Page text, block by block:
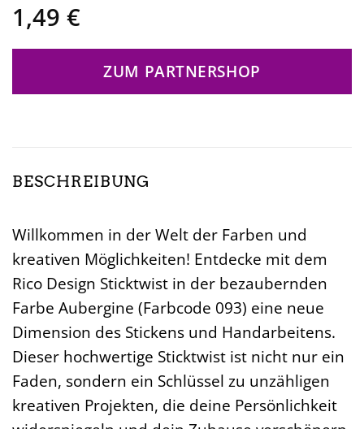
1,49 €
ZUM PARTNERSHOP
BESCHREIBUNG
Willkommen in der Welt der Farben und
kreativen Möglichkeiten! Entdecke mit dem
Rico Design Sticktwist in der bezaubernden
Farbe Aubergine (Farbcode 093) eine neue
Dimension des Stickens und Handarbeitens.
Dieser hochwertige Sticktwist ist nicht nur ein
Faden, sondern ein Schlüssel zu unzähligen
kreativen Projekten, die deine Persönlichkeit